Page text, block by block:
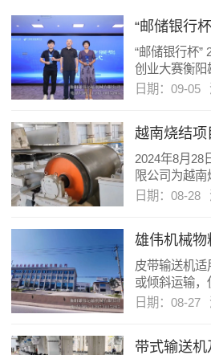
“邮储银行杯”
创业大赛衡阳
获一等奖。
日期：09-05
​2024年8月28
限公司为越
的61条皮带运
日期：08-28
皮带输送机
或倾斜运输，
于现代化的各
日期：08-27